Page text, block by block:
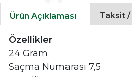
Ürün Açıklaması Taksit
Özellikler
24 Gram
Saçma Numarası 7,5